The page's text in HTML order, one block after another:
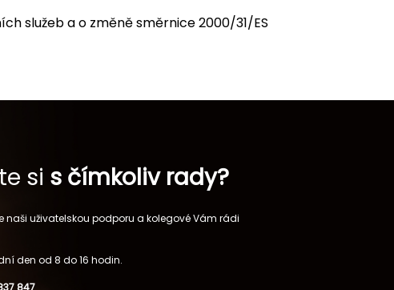
služeb a o změně směrnice 2000/31/ES
si s čímkoliv rady?
naši uživatelskou podporu a kolegové Vám rádi
den od 8 do 16 hodin.
847